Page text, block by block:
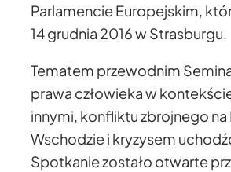
Parlamencie Europejskim,
14 grudnia 2016 w Strasburgu.
Tematem przewodnim
prawa człowieka w
innymi, konfliktu zbrojnego na
Wschodzie i kryzysem
Spotkanie zostało otwarte